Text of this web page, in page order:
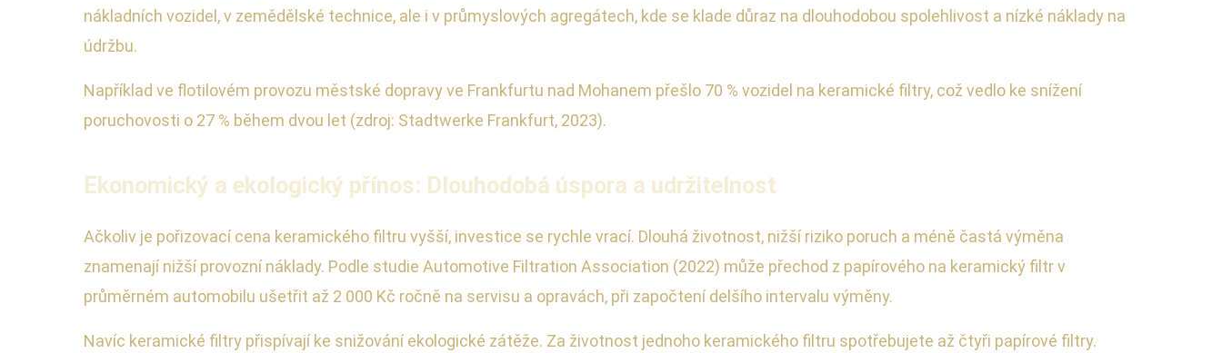
nákladních vozidel, v zemědělské technice, ale i v průmyslových agregátech, kde se klade důraz na dlouhodobou spolehlivost a nízké náklady na
údržbu.
Například ve flotilovém provozu městské dopravy ve Frankfurtu nad Mohanem přešlo 70 % vozidel na keramické filtry, což vedlo ke snížení
poruchovosti o 27 % během dvou let (zdroj: Stadtwerke Frankfurt, 2023).
Ekonomický a ekologický přínos: Dlouhodobá úspora a udržitelnost
Ačkoliv je pořizovací cena keramického filtru vyšší, investice se rychle vrací. Dlouhá životnost, nižší riziko poruch a méně častá výměna
znamenají nižší provozní náklady. Podle studie Automotive Filtration Association (2022) může přechod z papírového na keramický filtr v
průměrném automobilu ušetřit až 2 000 Kč ročně na servisu a opravách, při započtení delšího intervalu výměny.
Navíc keramické filtry přispívají ke snižování ekologické zátěže. Za životnost jednoho keramického filtru spotřebujete až čtyři papírové filtry.